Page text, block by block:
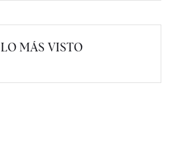
LO MÁS VISTO